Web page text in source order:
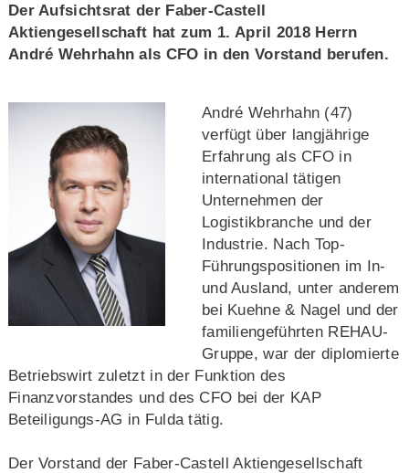
Der Aufsichtsrat der Faber-Castell
Aktiengesellschaft hat zum 1. April 2018 Herrn
André Wehrhahn als CFO in den Vorstand berufen.
André Wehrhahn (47)
verfügt über langjährige
Erfahrung als CFO in
international tätigen
Unternehmen der
Logistikbranche und der
Industrie. Nach Top-
Führungspositionen im In-
und Ausland, unter anderem
bei Kuehne & Nagel und der
familiengeführten REHAU-
Gruppe, war der diplomierte
Betriebswirt zuletzt in der Funktion des
Finanzvorstandes und des CFO bei der KAP
Beteiligungs-AG in Fulda tätig.
Der Vorstand der Faber-Castell Aktiengesellschaft